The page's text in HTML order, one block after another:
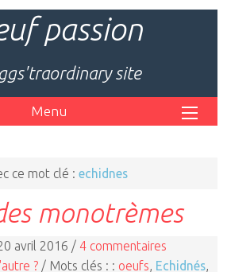
passion
site
Menu
ce mot clé : echidnes
monotrèmes
avril 2016 / 4 commentaires
? / Mots clés : : oeufs Echidnés